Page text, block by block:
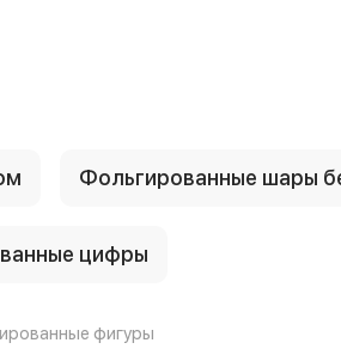
Фольгированные шары
цифры
фигуры